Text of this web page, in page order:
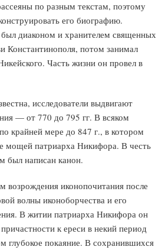
по разным текстам, поэтому
его биографию.
диаконом и хранителем священных
Константинополя, потом занимал
Часть жизни он провел в
исследователи выдвигают
— от 770 до 795 гг. В всяком
крайней мере до 847 г., в котором
мощей патриарха Никифора. В честь
был написан канон.
возрождения иконопочитания после
волны иконоборчества и его
В житии патриарха Никифора он
к ереси в некий период
глубокое покаяние. В сохранившихся